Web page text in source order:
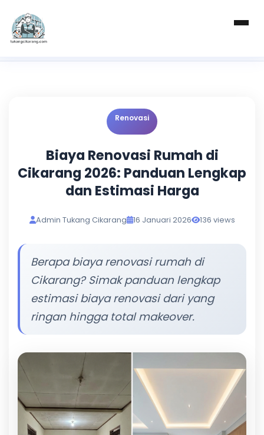
Beranda
Biaya Renovasi Rumah di Cikarang 2026:...
Renovasi
Biaya Renovasi Rumah di
Cikarang 2026: Panduan Lengkap
dan Estimasi Harga
Admin Tukang Cikarang 16 Januari 2026 136 views
Berapa biaya renovasi rumah di
Cikarang? Simak panduan lengkap
estimasi biaya renovasi dari yang
ringan hingga total makeover.